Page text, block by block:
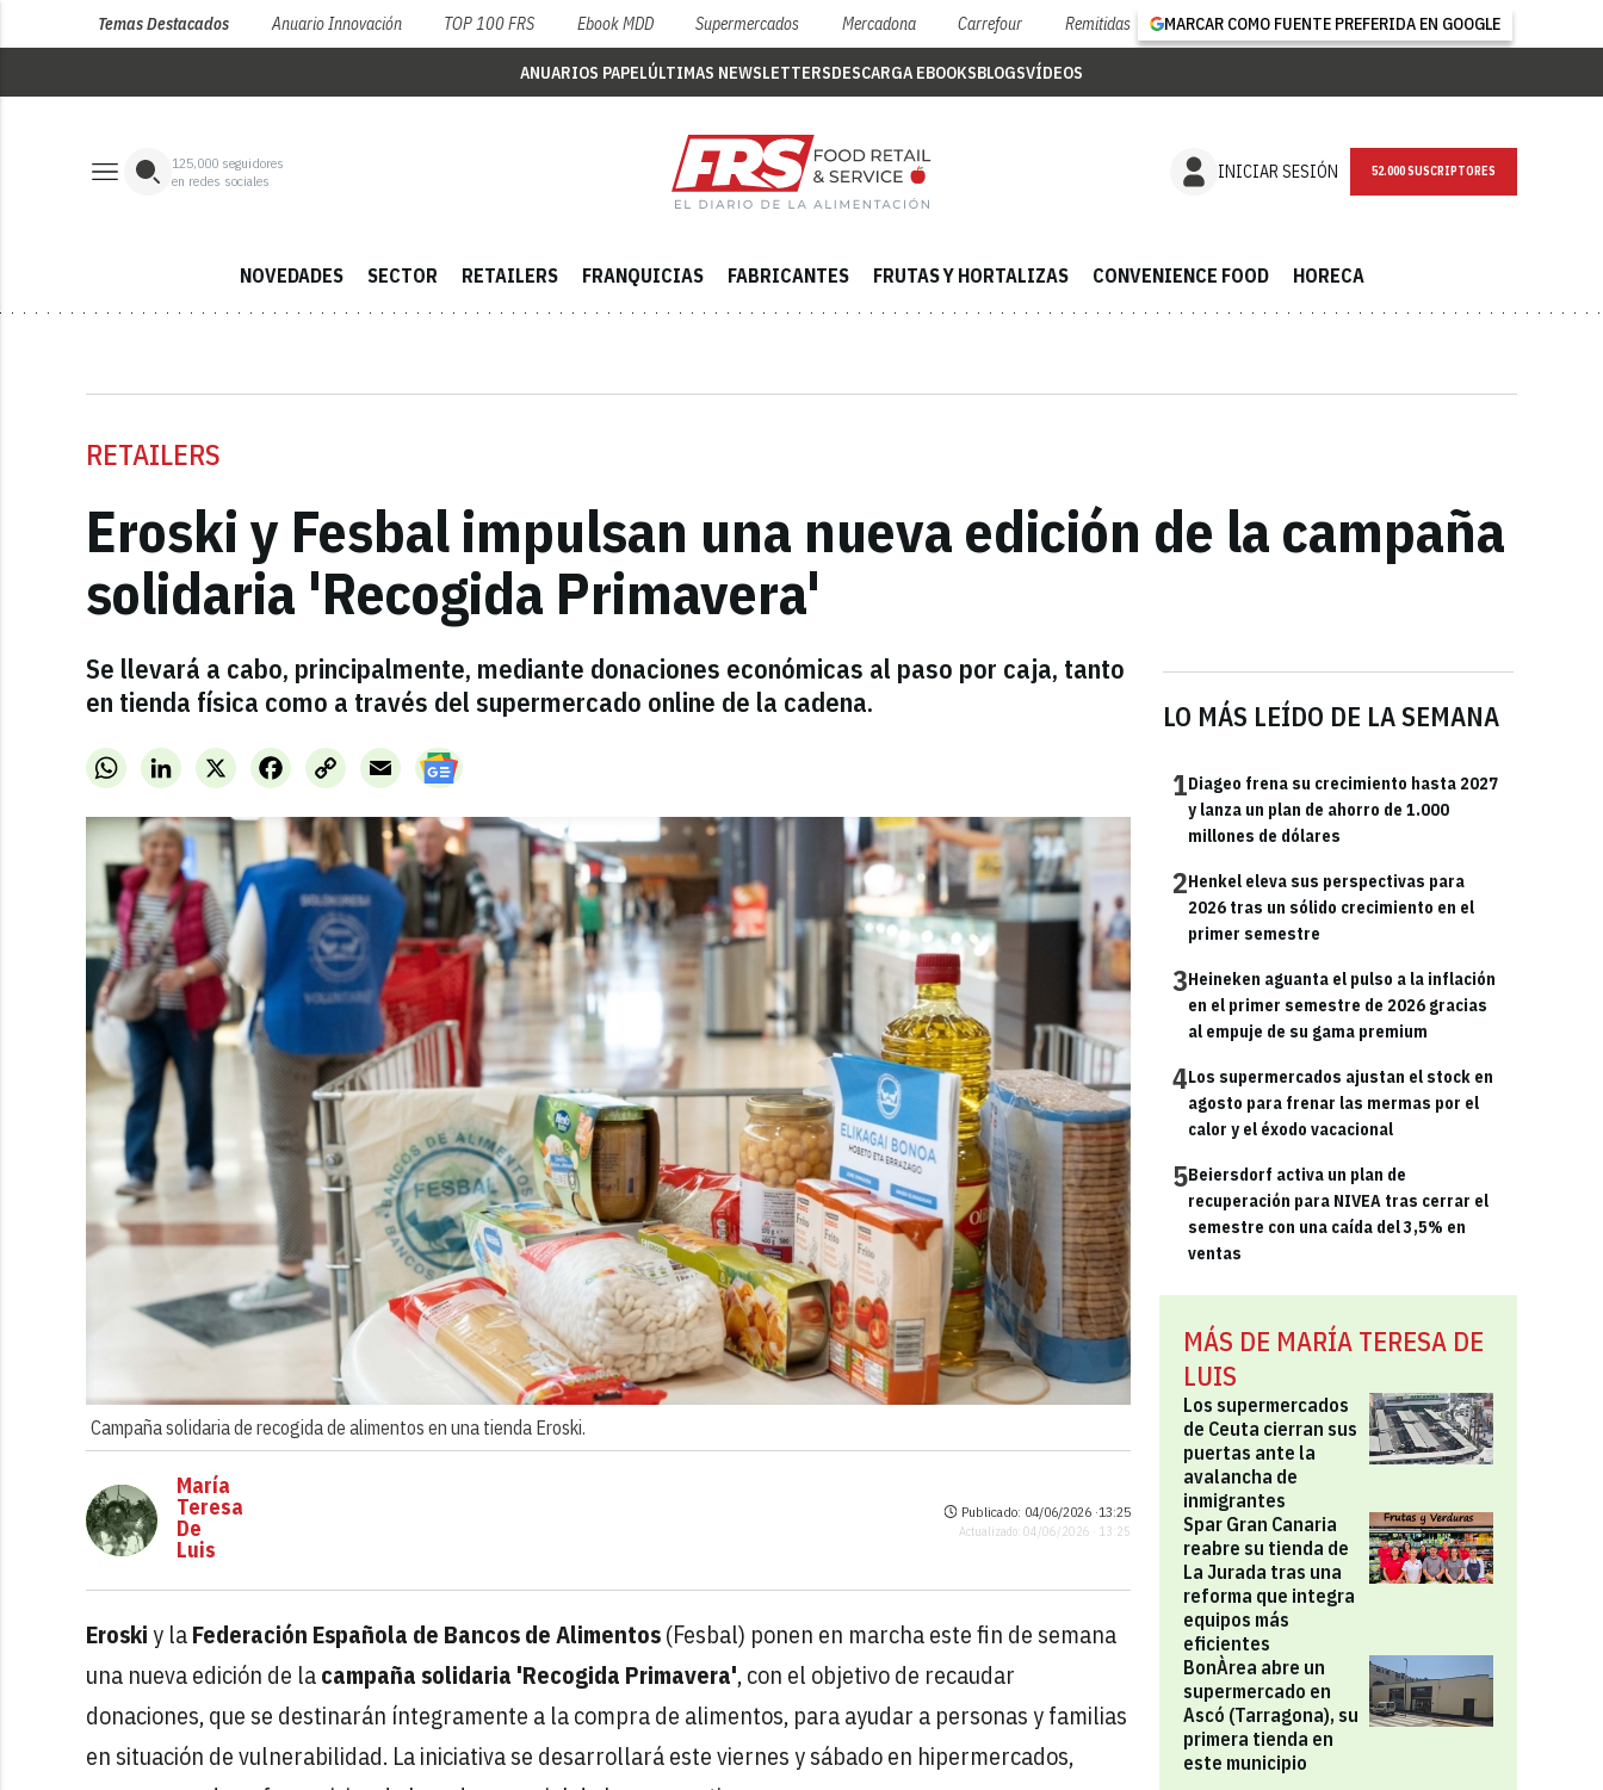
Temas Destacados Anuario Innovación TOP 100 FRS Ebook MDD Supermercados Mercadona Carrefour Remitidas MARCAR COMO FUENTE PREFERIDA EN GOOGLE
ANUARIOS PAPELÚLTIMAS NEWSLETTERSDESCARGA EBOOKSBLOGSVÍDEOS
125,000 seguidores
en redes sociales
INICIAR SESIÓN NEWSLETTER
NOVEDADES SECTOR RETAILERS FRANQUICIAS FABRICANTES FRUTAS Y HORTALIZAS CONVENIENCE FOOD HORECA
RETAILERS
Eroski y Fesbal impulsan una nueva edición de la campaña
solidaria 'Recogida Primavera'
Se llevará a cabo, principalmente, mediante donaciones económicas al paso por caja, tanto
en tienda física como a través del supermercado online de la cadena.
WhatsAppLinkedInX FacebookCopy
Link
Email
Campaña solidaria de recogida de alimentos en una tienda Eroski.
LO MÁS LEÍDO DE LA SEMANA
1Diageo frena su crecimiento hasta 2027
y lanza un plan de ahorro de 1.000
millones de dólares
2Henkel eleva sus perspectivas para
2026 tras un sólido crecimiento en el
primer semestre
3Heineken aguanta el pulso a la inflación
en el primer semestre de 2026 gracias
al empuje de su gama premium
4Los supermercados ajustan el stock en
agosto para frenar las mermas por el
calor y el éxodo vacacional
5Beiersdorf activa un plan de
recuperación para NIVEA tras cerrar el
semestre con una caída del 3,5% en
ventas
MÁS DE MARÍA TERESA DE
LUIS
Los supermercados
de Ceuta cierran sus
puertas ante la
avalancha de
inmigrantes
Spar Gran Canaria
reabre su tienda de
La Jurada tras una
reforma que integra
equipos más
eficientes
BonÀrea abre un
supermercado en
Ascó (Tarragona), su
primera tienda en
este municipio
María
Teresa
De
Luis
Publicado: 04/06/2026 ·13:25
Actualizado: 04/06/2026 · 13:25
Eroskiy laFederación Española de Bancos de Alimentos(Fesbal) ponen en marcha este fin de semana
una nueva edición de lacampaña solidaria 'Recogida Primavera', con el objetivo de recaudar
donaciones, que se destinarán íntegramente a la compra de alimentos, para ayudar a personas y familias
en situación de vulnerabilidad. La iniciativa se desarrollará este viernes y sábado en hipermercados,